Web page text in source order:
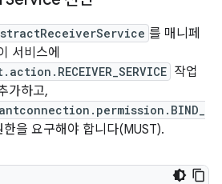
를 매니페
서비스에
작업
가하고,
한을 요구해야 합니다(MUST).